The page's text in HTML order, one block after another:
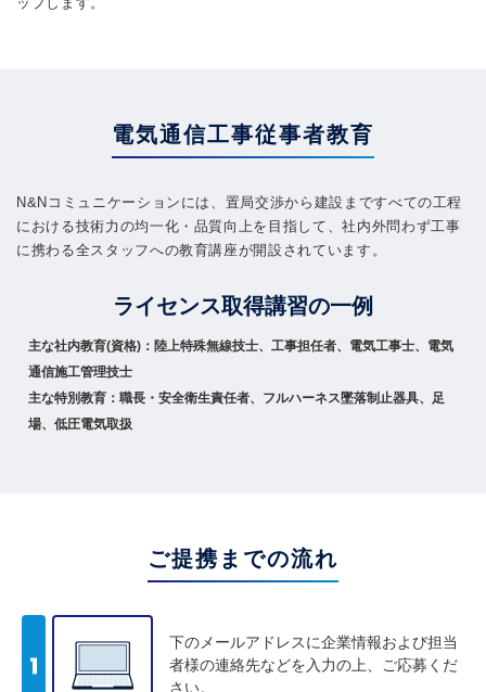
電気通信工事従事者教育
N&Nコミュニケーションには、置局交渉から建設まですべての工程
における技術力の均一化・品質向上を目指して、社内外問わず工事
に携わる全スタッフへの教育講座が開設されています。
ライセンス取得講習の一例
主な社内教育(資格)： 陸上特殊無線技士、工事担任者、電気工事士、電気
通信施工管理技士
主な特別教育： 職長・安全衛生責任者、フルハーネス墜落制止器具、足
場、低圧電気取扱
ご提携までの流れ
下のメールアドレスに企業情報および担当
者様の連絡先などを入力の上、ご応募くだ
さい。